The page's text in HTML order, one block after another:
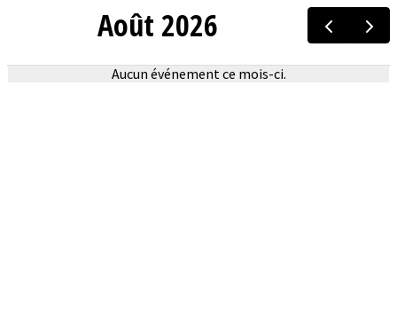
Août 2026
Aucun événement ce mois-ci.